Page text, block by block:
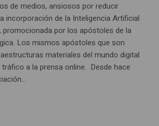
de medios, ansiosos por reducir
incorporación de la Inteligencia Artificial
promocionada por los apóstoles de la
Los mismos apóstoles que son
materiales del mundo digital
a la prensa online. Desde hace